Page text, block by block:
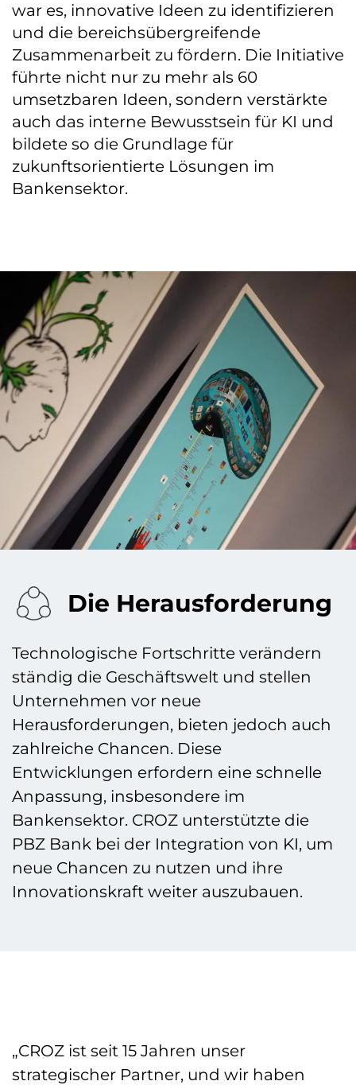
war es, innovative Ideen zu identifizieren
und die bereichsübergreifende
Zusammenarbeit zu fördern. Die Initiative
führte nicht nur zu mehr als 60
umsetzbaren Ideen, sondern verstärkte
auch das interne Bewusstsein für KI und
bildete so die Grundlage für
zukunftsorientierte Lösungen im
Bankensektor.
Die Herausforderung
Technologische Fortschritte verändern
ständig die Geschäftswelt und stellen
Unternehmen vor neue
Herausforderungen, bieten jedoch auch
zahlreiche Chancen. Diese
Entwicklungen erfordern eine schnelle
Anpassung, insbesondere im
Bankensektor. CROZ unterstützte die
PBZ Bank bei der Integration von KI, um
neue Chancen zu nutzen und ihre
Innovationskraft weiter auszubauen.
„CROZ ist seit 15 Jahren unser
strategischer Partner, und wir haben